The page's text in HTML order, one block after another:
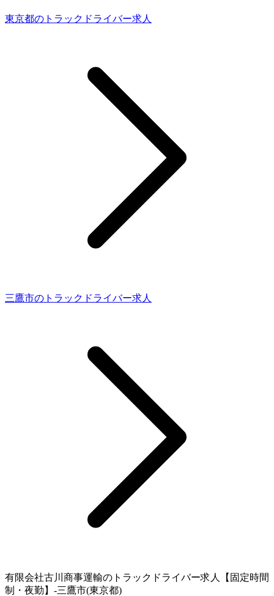
東京都のトラックドライバー求人
三鷹市のトラックドライバー求人
有限会社古川商事運輸のトラックドライバー求人【固定時間
制・夜勤】-三鷹市(東京都)